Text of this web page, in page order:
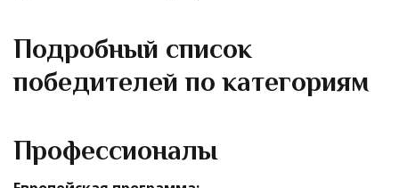
Подробный список
победителей по категориям
Профессионалы